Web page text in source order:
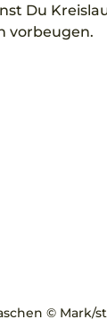
Du
vorbeugen.
© Mark/